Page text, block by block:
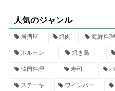
人気のジャンル
居酒屋 焼肉 海鮮料理
ホルモン 焼き鳥
韓国料理 寿司
ステーキ ワインバー